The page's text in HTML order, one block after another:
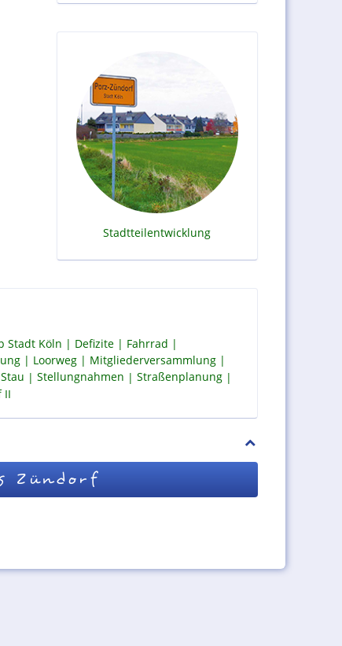
Stadtteilentwicklung
Stadt Köln Defizite
Fahrrad
Loorweg
Mitgliederversammlung
Stau Stellungnahmen
Straßenplanung
II
Zündorf